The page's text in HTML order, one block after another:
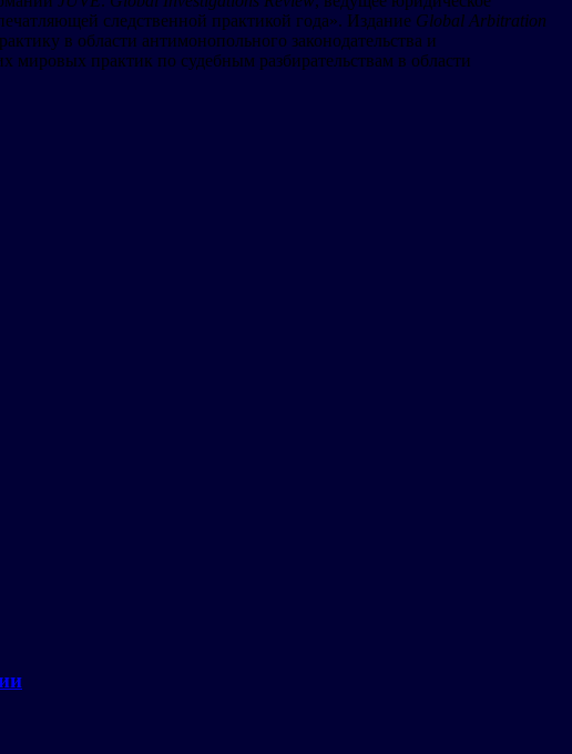
следственной практикой года». Издание Global Arbitration
в области антимонопольного законодательства и
мировых практик по судебным разбирательствам в области